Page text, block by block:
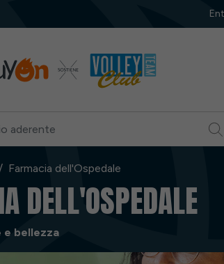
Farmacia dell'Ospedale
DELL'OSPEDALE
e bellezza